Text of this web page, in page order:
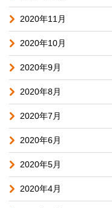
2020年11月
2020年10月
2020年9月
2020年8月
2020年7月
2020年6月
2020年5月
2020年4月